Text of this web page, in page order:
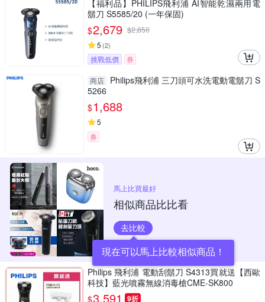
【福利品】PHILIPS飛利浦 AI智能乾濕兩用電
鬍刀 S5585/20 (一年保固)
$2,679 $2,850
5 (2)
挑戰低價 券
商店
Philips飛利浦 三刀頭可水洗電動電鬍刀 S
5266
$1,688
5
券
馬上比買最好
相似商品比比看
去比較
現在可以馬上比較相似商品！
Philips 飛利浦 電動刮鬍刀 S4313買就送【西歐
科技】藍光噴霧無線消毒槍CME-SK800
$3,591 9折